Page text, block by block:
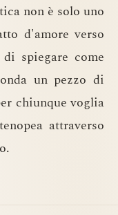
non è solo uno
d'amore verso
spiegare come
un pezzo di
chiunque voglia
attraverso